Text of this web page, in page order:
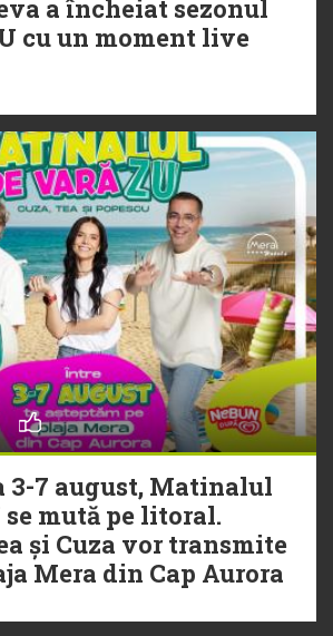
Morar: Theo Rose -
a încheiat sezonul
cu un moment live
3-7 august, Matinalul
se mută pe litoral.
și Cuza vor transmite
Mera din Cap Aurora